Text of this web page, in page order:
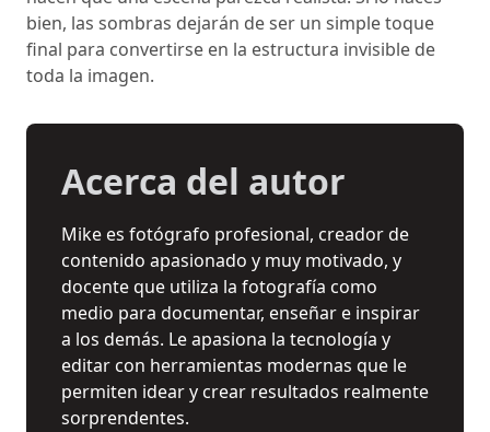
bien, las sombras dejarán de ser un simple toque
final para convertirse en la estructura invisible de
toda la imagen.
Acerca del autor
Mike es fotógrafo profesional, creador de
contenido apasionado y muy motivado, y
docente que utiliza la fotografía como
medio para documentar, enseñar e inspirar
a los demás. Le apasiona la tecnología y
editar con herramientas modernas que le
permiten idear y crear resultados realmente
sorprendentes.